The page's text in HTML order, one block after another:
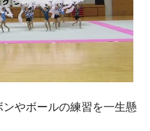
やボールの練習を一生懸